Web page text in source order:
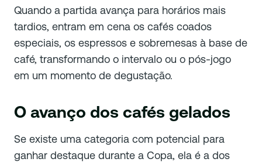
Quando a partida avança para horários mais
tardios, entram em cena os cafés coados
especiais, os espressos e sobremesas à base de
café, transformando o intervalo ou o pós-jogo
em um momento de degustação.
O avanço dos cafés gelados
Se existe uma categoria com potencial para
ganhar destaque durante a Copa, ela é a dos